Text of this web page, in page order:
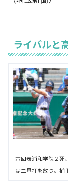
ライバルと
六回表浦和学院２死
は二塁打を放つ。捕